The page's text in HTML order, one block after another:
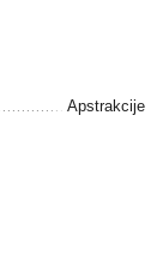
Apstrakcije